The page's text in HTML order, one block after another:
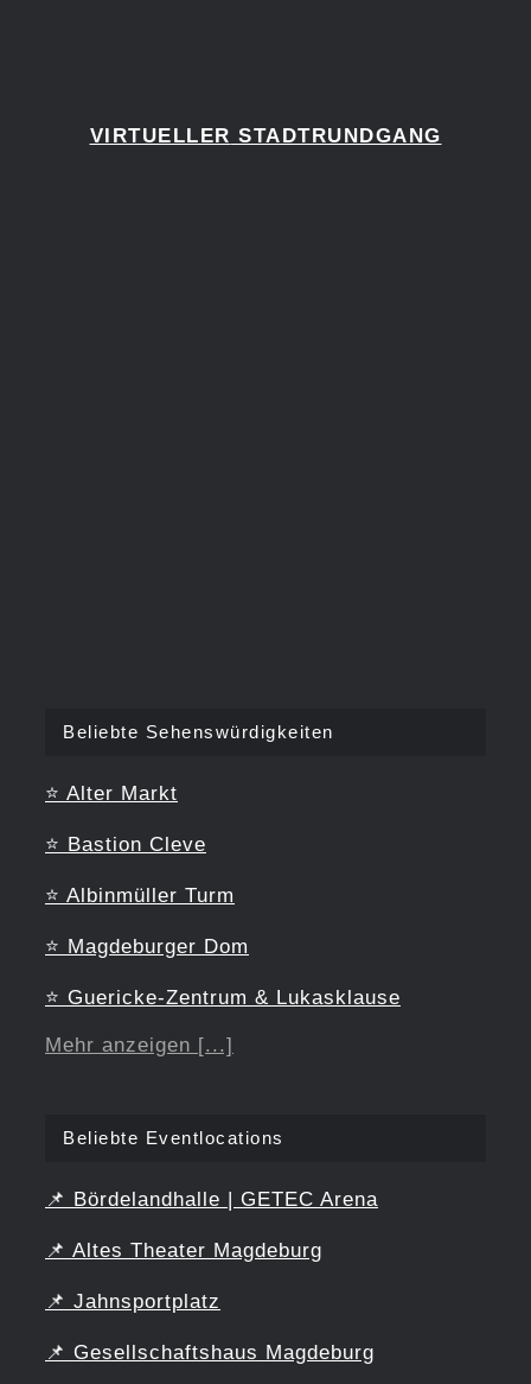
VIRTUELLER STADTRUNDGANG
Beliebte Sehenswürdigkeiten
⭐ Alter Markt
⭐ Bastion Cleve
⭐ Albinmüller Turm
⭐ Magdeburger Dom
⭐ Guericke-Zentrum & Lukasklause
Mehr anzeigen [...]
Beliebte Eventlocations
📌 Bördelandhalle | GETEC Arena
📌 Altes Theater Magdeburg
📌 Jahnsportplatz
📌 Gesellschaftshaus Magdeburg